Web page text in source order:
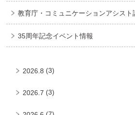
教育庁・コミュニケーションアシスト
35周年記念イベント情報
2026.8 (3)
2026.7 (3)